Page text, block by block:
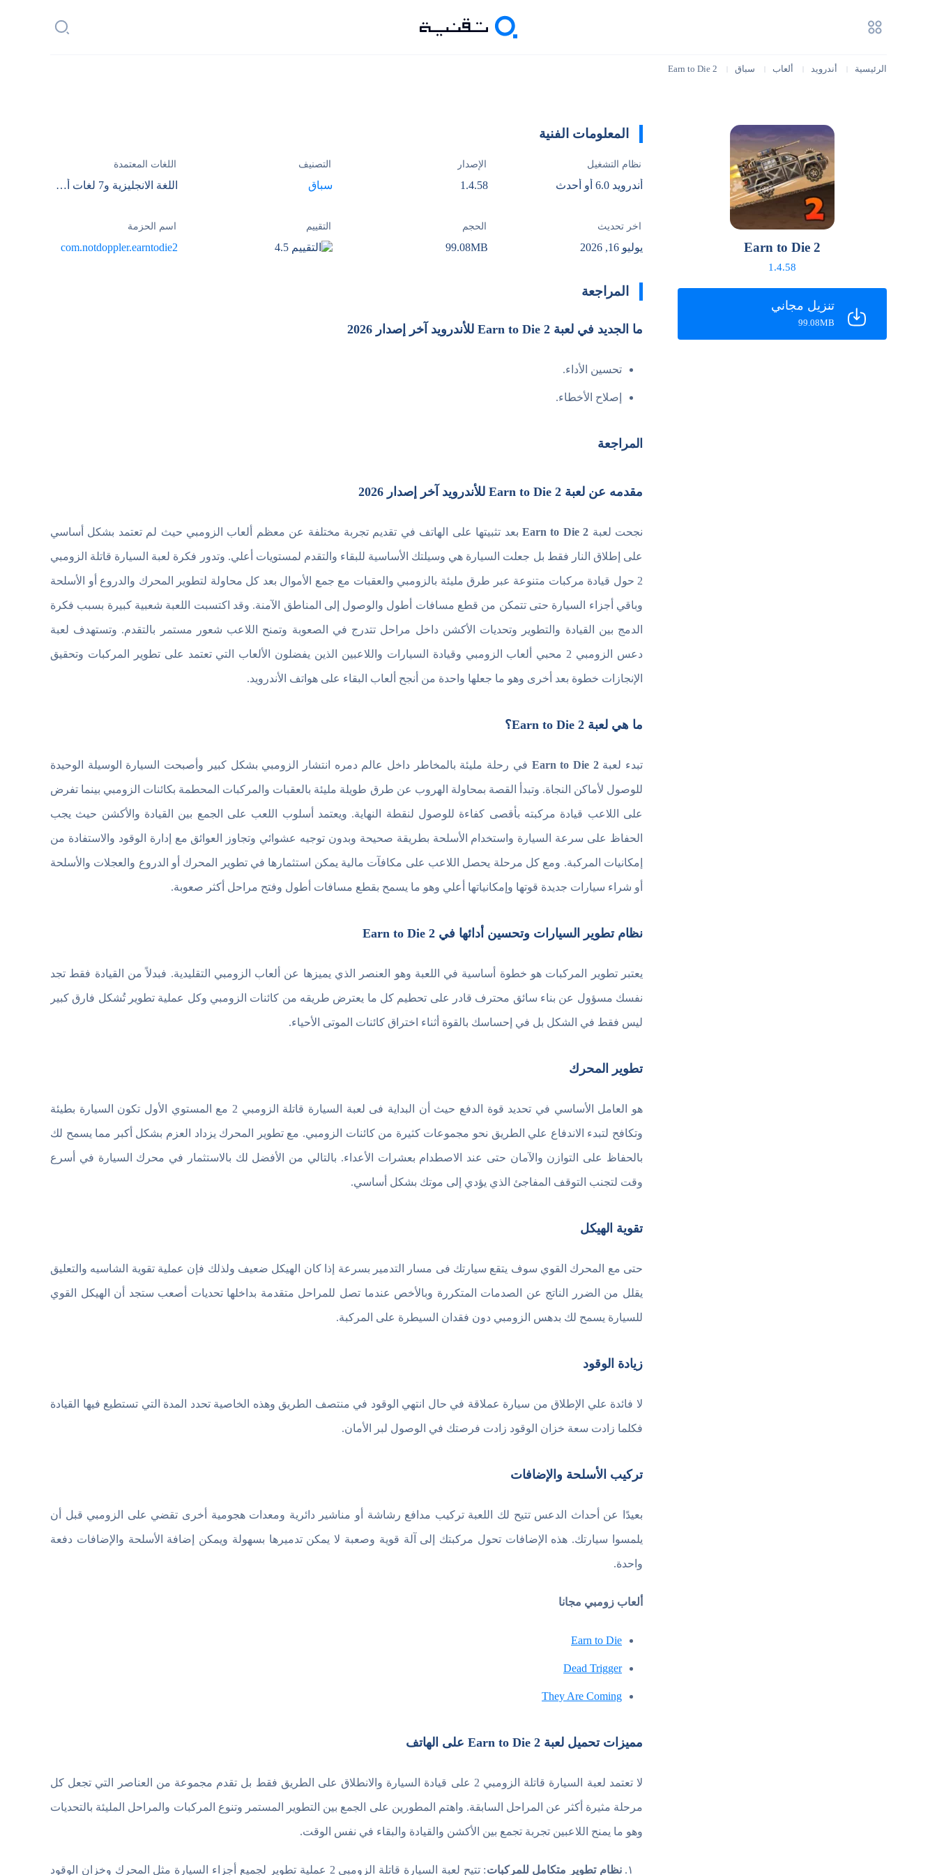
الرئيسية أندرويد ألعاب سباق Earn to Die 2
Earn to Die 2
1.4.58
تنزيل مجاني
99.08MB
المعلومات الفنية
نظام التشغيل
أندرويد 6.0 أو أحدث
الإصدار
1.4.58
التصنيف
سباق
اللغات المعتمدة
اللغة الانجليزية و7 لغات أخري
آخر تحديث
يوليو 16, 2026
الحجم
99.08MB
التقييم اسم الحزمة
com.notdoppler.earntodie2
المراجعة
ما الجديد في لعبة Earn to Die 2 للأندرويد آخر إصدار 2026
تحسين الأداء.
إصلاح الأخطاء.
المراجعة
مقدمه عن لعبة Earn to Die 2 للأندرويد آخر إصدار 2026
نجحت لعبة Earn to Die 2 بعد تثبيتها على الهاتف في تقديم تجربة مختلفة عن معظم ألعاب الزومبي حيث لم تعتمد بشكل أساسي
على إطلاق النار فقط بل جعلت السيارة هي وسيلتك الأساسية للبقاء والتقدم لمستويات أعلي. وتدور فكرة لعبة السيارة قاتلة الزومبي
2 حول قيادة مركبات متنوعة عبر طرق مليئة بالزومبي والعقبات مع جمع الأموال بعد كل محاولة لتطوير المحرك والدروع أو الأسلحة
وباقي أجزاء السيارة حتى تتمكن من قطع مسافات أطول والوصول إلى المناطق الآمنة. وقد اكتسبت اللعبة شعبية كبيرة بسبب فكرة
الدمج بين القيادة والتطوير وتحديات الأكشن داخل مراحل تتدرج في الصعوبة وتمنح اللاعب شعور مستمر بالتقدم. وتستهدف لعبة
دعس الزومبي 2 محبي ألعاب الزومبي وقيادة السيارات واللاعبين الذين يفضلون الألعاب التي تعتمد على تطوير المركبات وتحقيق
الإنجازات خطوة بعد أخرى وهو ما جعلها واحدة من أنجح ألعاب البقاء على هواتف الأندرويد.
ما هي لعبة Earn to Die 2؟
تبدء لعبةEarn to Die 2 في رحلة مليئة بالمخاطر داخل عالم دمره انتشار الزومبي بشكل كبير وأصبحت السيارة الوسيلة الوحيدة
للوصول لأماكن النجاة. وتبدأ القصة بمحاولة الهروب عن طرق طويلة مليئة بالعقبات والمركبات المحطمة بكائنات الزومبي بينما تفرض
على اللاعب قيادة مركبته بأقصى كفاءة للوصول لنقطة النهاية. ويعتمد أسلوب اللعب على الجمع بين القيادة والأكشن حيث يجب
الحفاظ على سرعة السيارة واستخدام الأسلحة بطريقة صحيحة وبدون توجيه عشوائي وتجاوز العوائق مع إدارة الوقود والاستفادة من
إمكانيات المركبة. ومع كل مرحلة يحصل اللاعب على مكافآت مالية يمكن استثمارها في تطوير المحرك أو الدروع والعجلات والأسلحة
أو شراء سيارات جديدة قوتها وإمكانياتها أعلي وهو ما يسمح بقطع مسافات أطول وفتح مراحل أكثر صعوبة.
نظام تطوير السيارات وتحسين أدائها في Earn to Die 2
يعتبر تطوير المركبات هو خطوة أساسية في اللعبة وهو العنصر الذي يميزها عن ألعاب الزومبي التقليدية. فبدلاً من القيادة فقط تجد
نفسك مسؤول عن بناء سائق محترف قادر على تحطيم كل ما يعترض طريقه من كائنات الزومبي وكل عملية تطوير تُشكل فارق كبير
ليس فقط في الشكل بل في إحساسك بالقوة أثناء اختراق كائنات الموتى الأحياء.
تطوير المحرك
هو العامل الأساسي في تحديد قوة الدفع حيث أن البداية فى لعبة السيارة قاتلة الزومبي 2 مع المستوي الأول تكون السيارة بطيئة
وتكافح لتبدء الاندفاع علي الطريق نحو مجموعات كثيرة من كائنات الزومبي. مع تطوير المحرك يزداد العزم بشكل أكبر مما يسمح لك
بالحفاظ على التوازن والآمان حتى عند الاصطدام بعشرات الأعداء. بالتالي من الأفضل لك بالاستثمار في محرك السيارة في أسرع
وقت لتجنب التوقف المفاجئ الذي يؤدي إلى موتك بشكل أساسي.
تقوية الهيكل
حتى مع المحرك القوي سوف يتقع سيارتك فى مسار التدمير بسرعة إذا كان الهيكل ضعيف ولذلك فإن عملية تقوية الشاسيه والتعليق
يقلل من الضرر الناتج عن الصدمات المتكررة وبالأخص عندما تصل للمراحل متقدمة بداخلها تحديات أصعب ستجد أن الهيكل القوي
للسيارة يسمح لك بدهس الزومبي دون فقدان السيطرة على المركبة.
زيادة الوقود
لا فائدة علي الإطلاق من سيارة عملاقة في حال انتهي الوقود في منتصف الطريق وهذه الخاصية تحدد المدة التي تستطيع فيها القيادة
فكلما زادت سعة خزان الوقود زادت فرصتك في الوصول لبر الأمان.
تركيب الأسلحة والإضافات
بعيدًا عن أحداث الدعس تتيح لك اللعبة تركيب مدافع رشاشة أو مناشير دائرية ومعدات هجومية أخرى تقضي على الزومبي قبل أن
يلمسوا سيارتك. هذه الإضافات تحول مركبتك إلى آلة قوية وصعبة لا يمكن تدميرها بسهولة ويمكن إضافة الأسلحة والإضافات دفعة
واحدة.
ألعاب زومبي مجانا
Earn to Die
Dead Trigger
They Are Coming
مميزات تحميل لعبة Earn to Die 2 على الهاتف
لا تعتمد لعبة السيارة قاتلة الزومبي 2 على قيادة السيارة والانطلاق على الطريق فقط بل تقدم مجموعة من العناصر التي تجعل كل
مرحلة مثيرة أكثر عن المراحل السابقة. واهتم المطورين على الجمع بين التطوير المستمر وتنوع المركبات والمراحل المليئة بالتحديات
وهو ما يمنح اللاعبين تجربة تجمع بين الأكشن والقيادة والبقاء في نفس الوقت.
نظام تطوير متكامل للمركبات : تتيح لعبة السيارة قاتلة الزومبي 2 عملية تطوير لجميع أجزاء السيارة مثل المحرك وخزان الوقود